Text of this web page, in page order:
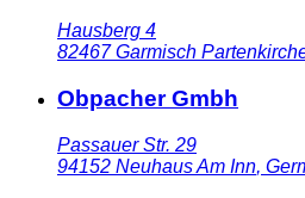
Hausberg 4
82467 Garmisch
Obpacher Gmbh
Passauer Str. 29
94152 Neuhaus Am Inn,